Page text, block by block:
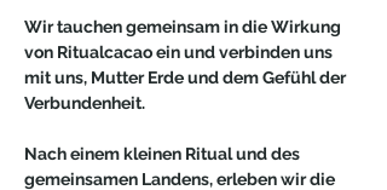
Wir tauchen gemeinsam in die Wirkung
von Ritualcacao ein und verbinden uns
mit uns, Mutter Erde und dem Gefühl der
Verbundenheit.
Nach einem kleinen Ritual und des
gemeinsamen Landens, erleben wir die